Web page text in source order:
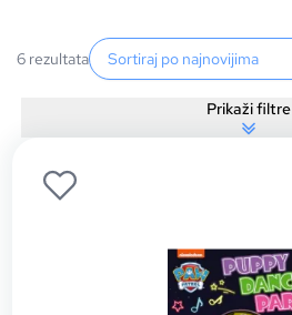
6 rezultataSortiranje proizvoda
Prikaži filtre